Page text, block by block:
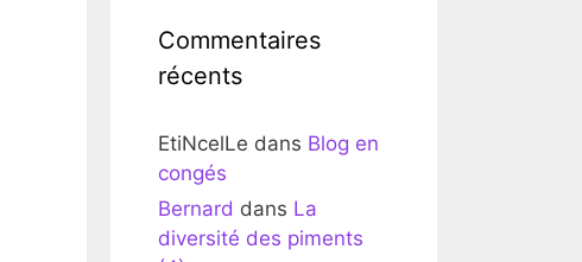
Commentaires
récents
EtiNcelLe dans Blog en
congés
Bernard dans La
diversité des piments